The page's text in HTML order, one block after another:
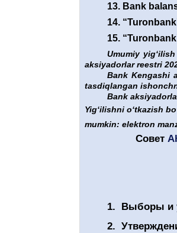
13. Bank
14.
15.
Umumiy
aksiyadorlar reestri
Bank Kengashi
tasdiqlangan
Bank
Yigʻilishni oʻtkazish
mumkin: elektron
Совет
1. Выборы и
2.